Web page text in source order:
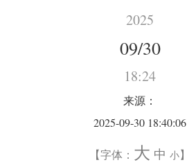
2025
09/30
18:24
来源：
2025-09-30 18:40:06
【字体： 大 中 小】